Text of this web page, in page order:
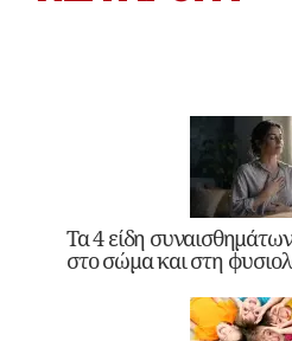
Τα 4 είδη
στο σώμα και στη